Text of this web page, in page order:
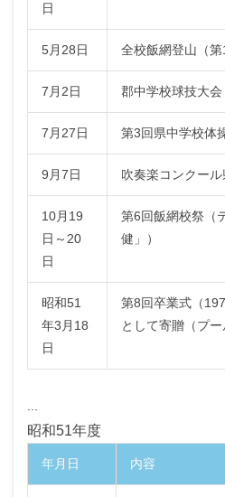
日
5月28日 全校飯網登山（第
7月2日 郡中学校球技大会
7月27日 第3回県中学校体
9月7日 吹奏楽コンクー
10月19
日～20
日
第6回飯網校祭（
健」）
昭和51
年3月18
日
第8回卒業式（
として寄贈（プー
昭和51年度
年月日 内容